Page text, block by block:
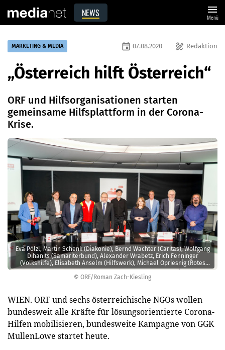
NEWS menu
Menü
© ORF/Roman Zach-Kiesling
Eva Pölzl, Martin Schenk (Diakonie), Bernd Wachter (Caritas), Wolfgang
Dihanits (Samariterbund), Alexander Wrabetz, Erich Fenninger
(Volkshilfe), Elisabeth Anselm (Hilfswerk), Michael Opriesnig (Rotes
Kreuz), Pius Strobl, Dieter Pivrnec (GGK MullenLowe).
MARKETING & MEDIA draw Redaktion
event 07.08.2020
„Österreich hilft Österreich“
ORF und Hilfsorganisationen starten
gemeinsame Hilfsplattform in der Corona-
Krise.
WIEN. ORF und sechs österreichische NGOs wollen
bundesweit alle Kräfte für lösungsorientierte Corona-
Hilfen mobilisieren, bundesweite Kampagne von GGK
MullenLowe startet heute.